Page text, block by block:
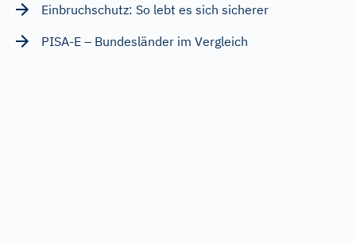
Einbruchschutz: So lebt es sich sicherer
PISA-E – Bundesländer im Vergleich